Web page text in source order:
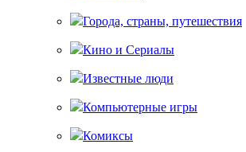
Города, страны, путешествия
Кино и Сериалы
Известные люди
Компьютерные игры
Комиксы